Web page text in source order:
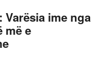
Varësia ime nga
më e